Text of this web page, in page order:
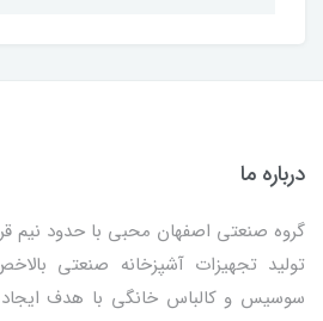
درباره ما
گروه صنعتی اصفهان محبی با حدود نیم
تولید تجهیزات آشپزخانه صنعتی
سوسیس و کالباس خانگی با هدف